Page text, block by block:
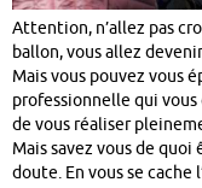
Attention, n’allez pas
ballon, vous allez
Mais vous pouvez vous
professionnelle qui
de vous réaliser
Mais savez vous de quoi
doute. En vous se